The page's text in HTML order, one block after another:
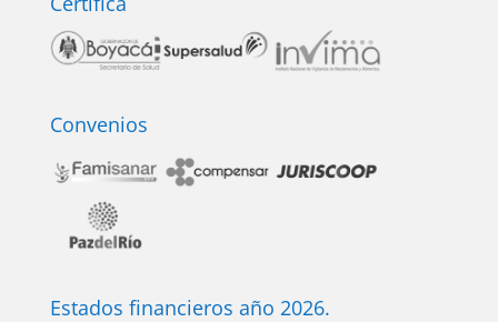
Convenios
Estados financieros año 2026.